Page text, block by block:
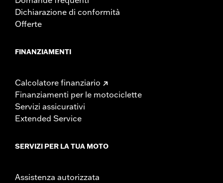
Dichiarazione di conformità
Offerte
FINANZIAMENTI
Calcolatore finanziario
Finanziamenti per le motociclette
Servizi assicurativi
Extended Service
SERVIZI PER LA TUA MOTO
Assistenza autorizzata